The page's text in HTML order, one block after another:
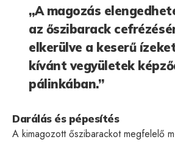
„A magozás
az őszibarack
elkerülve a keserű
kívánt vegyületek
pálinkában.”
Darálás és pépesítés
A kimagozott őszibarackot megfelelő